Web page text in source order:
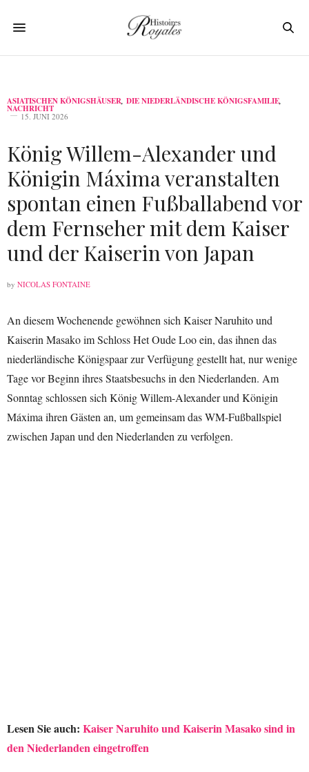
ASIATISCHEN KÖNIGSHÄUSER, DIE NIEDERLÄNDISCHE KÖNIGSFAMILIE,
NACHRICHT
15. JUNI 2026
König Willem-Alexander und
Königin Máxima veranstalten
spontan einen Fußballabend vor
dem Fernseher mit dem Kaiser
und der Kaiserin von Japan
by NICOLAS FONTAINE
An diesem Wochenende gewöhnen sich Kaiser Naruhito und
Kaiserin Masako im Schloss Het Oude Loo ein, das ihnen das
niederländische Königspaar zur Verfügung gestellt hat, nur wenige
Tage vor Beginn ihres Staatsbesuchs in den Niederlanden. Am
Sonntag schlossen sich König Willem-Alexander und Königin
Máxima ihren Gästen an, um gemeinsam das WM-Fußballspiel
zwischen Japan und den Niederlanden zu verfolgen.
Lesen Sie auch: Kaiser Naruhito und Kaiserin Masako sind in
den Niederlanden eingetroffen